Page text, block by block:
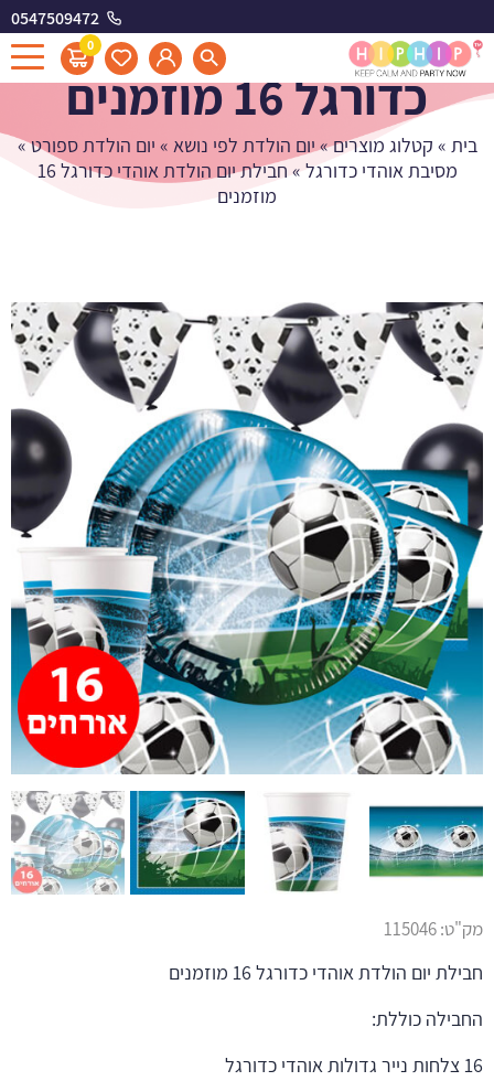
0547509472
0
חבילת יום הולדת אוהדי
כדורגל 16 מוזמנים
בית » קטלוג מוצרים»יום הולדת לפי נושא » יום הולדת ספורט»
מסיבת אוהדי כדורגל »
חבילת יום הולדת אוהדי כדורגל 16
מוזמנים
מק"ט:115046
חבילת יום הולדת אוהדי כדורגל 16 מוזמנים
החבילה כוללת:
16 צלחות נייר גדולות אוהדי כדורגל